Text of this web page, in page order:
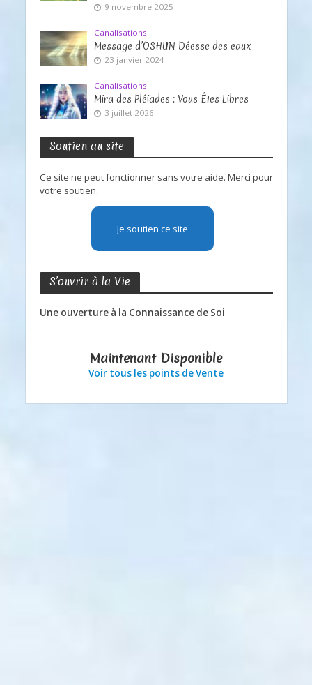
9 novembre 2025
Canalisations
Message d’OSHUN Déesse des eaux
23 janvier 2024
Canalisations
Mira des Pléiades : Vous Êtes Libres
3 juillet 2026
Soutien au site
Ce site ne peut fonctionner sans votre aide. Merci pour
votre soutien.
Je soutien ce site
S’ouvrir à la Vie
Une ouverture à la Connaissance de Soi
Maintenant Disponible
Voir tous les points de Vente